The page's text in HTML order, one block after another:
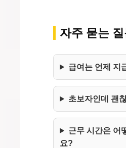
자주 묻는
급여는 언제 지
초보자인데 괜
근무 시간은 어
요?